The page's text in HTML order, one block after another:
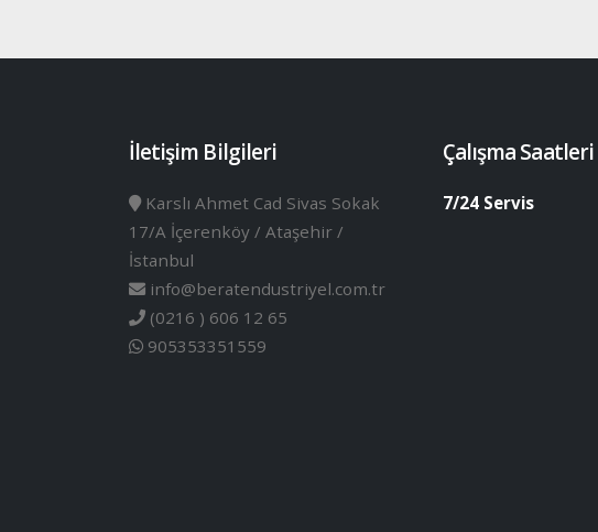
İletişim Bilgileri
Karslı Ahmet Cad Sivas Sokak
17/A İçerenköy / Ataşehir /
İstanbul
info@beratendustriyel.com.tr
(0216 ) 606 12 65
905353351559
Çalışma Saatleri
7/24 Servis